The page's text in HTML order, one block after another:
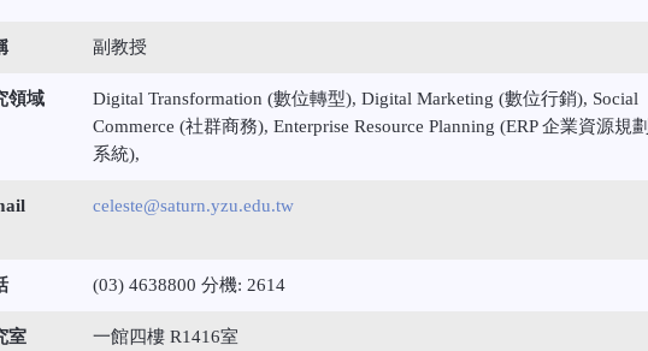
副教授
領域
Digital Transformation (數位轉型), Digital Marketing (數位行銷), Social
Commerce (社群商務), Enterprise Resource Planning (ERP 企業資源規劃
系統),
celeste@saturn.yzu.edu.tw
(03) 4638800 分機: 2614
室 一館四樓 R1416室